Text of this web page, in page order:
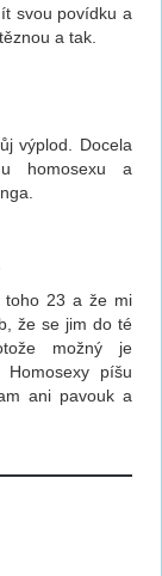
svou povídku a
a tak.
výplod. Docela
homosexu a
toho 23 a že mi
že se jim do té
možný je
píšu
ani pavouk a